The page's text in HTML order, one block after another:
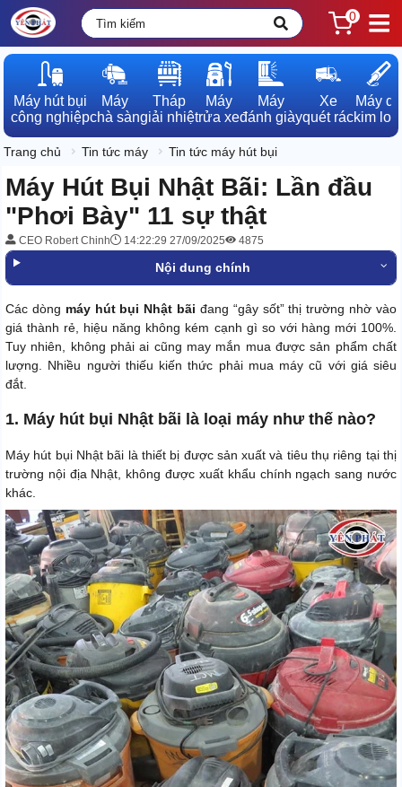
0
Máy hút bụi
công nghiệp
Máy
chà sàn
Tháp
giải nhiệt
Máy
rửa xe
Máy
đánh giày
Xe
quét rác
Máy dò
kim loại
Trang chủ Tin tức máy Tin tức máy hút bụi
Máy Hút Bụi Nhật Bãi: Lần đầu
"Phơi Bày" 11 sự thật
CEO Robert Chinh 14:22:29 27/09/2025 4875
Nội dung chính
Các dòng máy hút bụi Nhật bãi đang “gây sốt” thị trường nhờ vào
giá thành rẻ, hiệu năng không kém cạnh gì so với hàng mới 100%.
Tuy nhiên, không phải ai cũng may mắn mua được sản phẩm chất
lượng. Nhiều người thiếu kiến thức phải mua máy cũ với giá siêu
đắt.
1. Máy hút bụi Nhật bãi là loại máy như thế nào?
Máy hút bụi Nhật bãi là thiết bị được sản xuất và tiêu thụ riêng tại thị
trường nội địa Nhật, không được xuất khẩu chính ngạch sang nước
khác.